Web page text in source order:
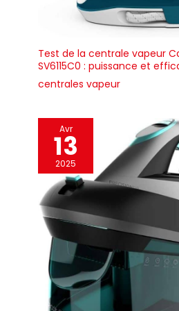
Test de la centrale vapeur
SV6115C0 : puissance et
centrales vapeur
Avr
13
2025